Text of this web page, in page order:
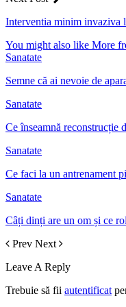
Interventia minim invaziva
You might also like More
Sanatate
Semne că ai nevoie de
Sanatate
Ce înseamnă reconstrucție
Sanatate
Ce faci la un antrenament
Sanatate
Câți dinți are un om și ce
Prev Next
Leave A Reply
Trebuie să fii autentificat